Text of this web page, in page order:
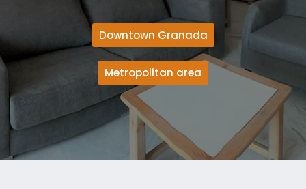
Downtown Granada
Metropolitan area